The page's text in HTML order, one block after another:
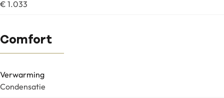
€ 1.033
Comfort
Verwarming
Condensatie